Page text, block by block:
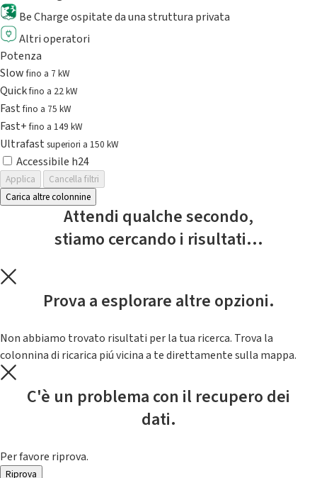
Be Charge ospitate da una struttura privata
Altri operatori
Potenza
Slowfino a 7 kW
Quickfino a 22 kW
Fastfino a 75 kW
Fast+fino a 149 kW
Ultrafast superiori a 150 kW
Accessibile h24
Applica
Cancella filtri
Carica altre colonnine
Attendi qualche secondo,
stiamo cercando i risultati...
Prova a esplorare altre opzioni.
Non abbiamo trovato risultati per la tua ricerca. Trova la
colonnina di ricarica piú vicina a te direttamente sulla mappa.
C'è un problema con il recupero dei
dati.
Per favore riprova.
Riprova